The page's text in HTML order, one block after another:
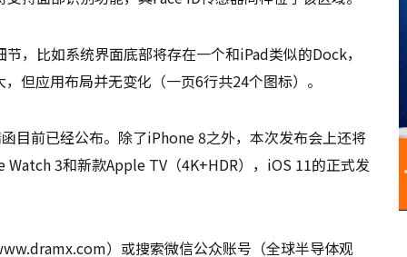
，比如系统界面底部将存在一个和iPad类似的Dock，
但应用布局并无变化（一页6行共24个图标）。
目前已经公布。除了iPhone 8之外，本次发布会上还将
3和新款Apple TV（4K+HDR），iOS 11的正式发
）或搜索微信公众账号（全球半导体观